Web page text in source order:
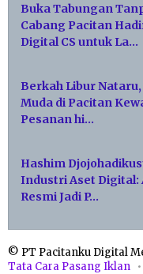
Buka Tabungan
Cabang Pacitan
Digital CS untuk La…
Berkah Libur
Muda di Pacitan
Pesanan hi…
Hashim
Industri Aset Digital:
Resmi Jadi P…
© PT Pacitanku Digital
Tata Cara Pasang Iklan